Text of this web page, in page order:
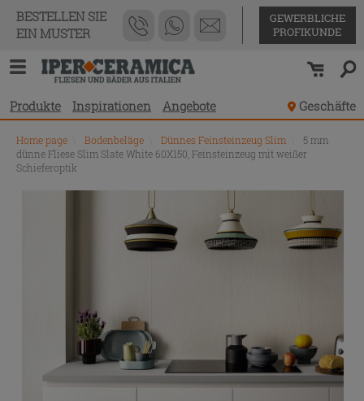
BESTELLEN SIE
EIN MUSTER
GEWERBLICHE
PROFIKUNDE
Produkte Inspirationen Angebote Geschäfte
Home page Bodenbeläge Dünnes Feinsteinzeug Slim
5 mm
dünne Fliese Slim Slate White 60X150, Feinsteinzeug mit weißer
Schieferoptik